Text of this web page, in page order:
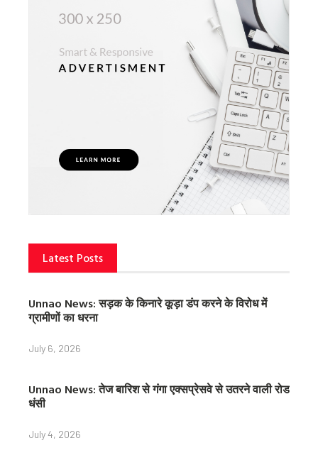
Latest Posts
Unnao News: सड़क के किनारे कूड़ा डंप करने के विरोध में
ग्रामीणों का धरना
July 6, 2026
Unnao News: तेज बारिश से गंगा एक्सप्रेसवे से उतरने वाली रोड
धंसी
July 4, 2026